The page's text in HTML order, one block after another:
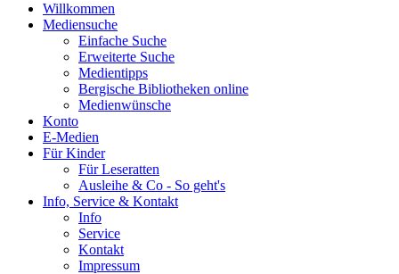
Willkommen
Mediensuche
Einfache Suche
Erweiterte Suche
Medientipps
Bergische Bibliotheken online
Medienwünsche
Konto
E-Medien
Für Kinder
Für Leseratten
Ausleihe & Co - So geht's
Info, Service & Kontakt
Info
Service
Kontakt
Impressum